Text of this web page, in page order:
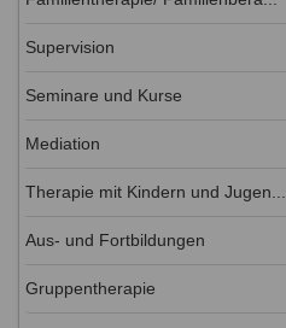
Supervision
Seminare und Kurse
Mediation
Therapie mit Kindern und Jugen...
Aus- und Fortbildungen
Gruppentherapie